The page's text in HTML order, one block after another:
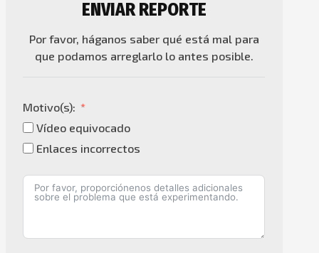
ENVIAR REPORTE
Por favor, háganos saber qué está mal para
que podamos arreglarlo lo antes posible.
Motivo(s):
Vídeo equivocado
Enlaces incorrectos